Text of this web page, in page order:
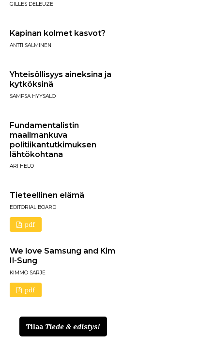
GILLES DELEUZE
Kapinan kolmet kasvot?
ANTTI SALMINEN
Yhteisöllisyys aineksina ja
kytköksinä
SAMPSA HYYSALO
Fundamentalistin
maailmankuva
politiikantutkimuksen
lähtökohtana
ARI HELO
Tieteellinen elämä
EDITORIAL BOARD
pdf
We love Samsung and Kim
Il-Sung
KIMMO SARJE
pdf
Tilaa Tiede & edistys!